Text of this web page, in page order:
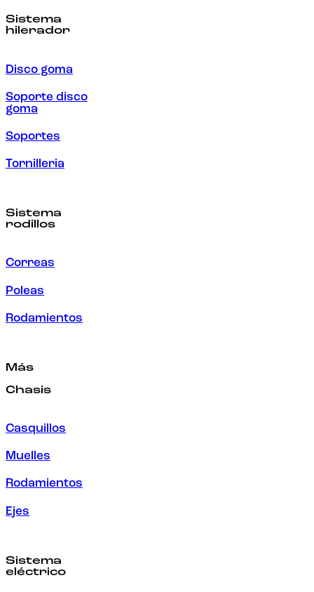
Sistema
hilerador
Disco goma
Soporte disco
goma
Soportes
Tornilleria
Sistema
rodillos
Correas
Poleas
Rodamientos
Más
Chasis
Casquillos
Muelles
Rodamientos
Ejes
Sistema
eléctrico